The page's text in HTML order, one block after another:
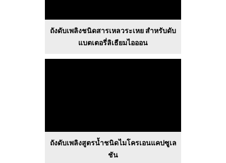
ถังดับเพลิงชนิดสารเหลวระเหย สำหรับดับ
แบตเตอรี่ลิเธียมไอออน
ถังดับเพลิงสูตรน้ำชนิดไมโครเอนแคปซูเล
ชัน